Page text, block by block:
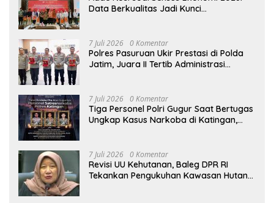
Data Berkualitas Jadi Kunci
7 Juli 2026 0 Komentar
Polres Pasuruan Ukir Prestasi di Polda
Jatim, Juara II Tertib Administrasi
7 Juli 2026 0 Komentar
Tiga Personel Polri Gugur Saat Bertugas
Ungkap Kasus Narkoba di Katingan,
7 Juli 2026 0 Komentar
Revisi UU Kehutanan, Baleg DPR RI
Tekankan Pengukuhan Kawasan Hutan